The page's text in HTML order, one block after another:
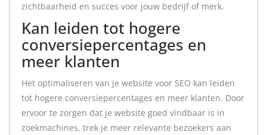
zichtbaarheid en succes voor jouw bedrijf of merk.
Kan leiden tot hogere
conversiepercentages en
meer klanten
Het optimaliseren van je website voor SEO kan leiden
tot hogere conversiepercentages en meer klanten. Door
ervoor te zorgen dat je website goed vindbaar is in
zoekmachines, trek je meer relevante bezoekers aan